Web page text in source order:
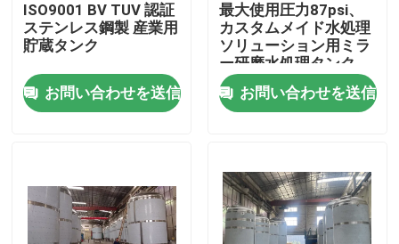
家
私達について
ISO9001 BV TUV 認証
ステンレス鋼製 産業用
貯蔵タンク
お問い合わせを送信
最大使用圧力87psi、
カスタムメイド水処理
ソリューション用ミラ
ー研磨水処理タンク
お問い合わせを送信